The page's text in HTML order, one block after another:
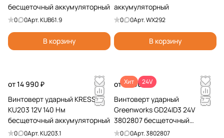
бесщеточный аккумуляторный
0 0Арт.KUB61.9
В корзину
аккумуляторный
0 0Арт.WX292
В корзину
от 14 990 ₽
Винтоверт ударный KRESS
KU203 12V 140 Нм
бесщеточный аккумуляторный
0 0Арт.KU203.1
Хит 24V
от 8 990 ₽
Винтоверт ударный
Greenworks GD24ID3 24V
3802807 бесщеточный
аккумуляторный
0 0Арт.3802807